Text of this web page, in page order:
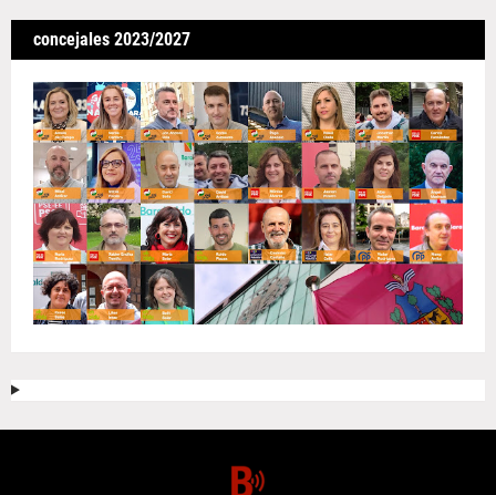
concejales 2023/2027